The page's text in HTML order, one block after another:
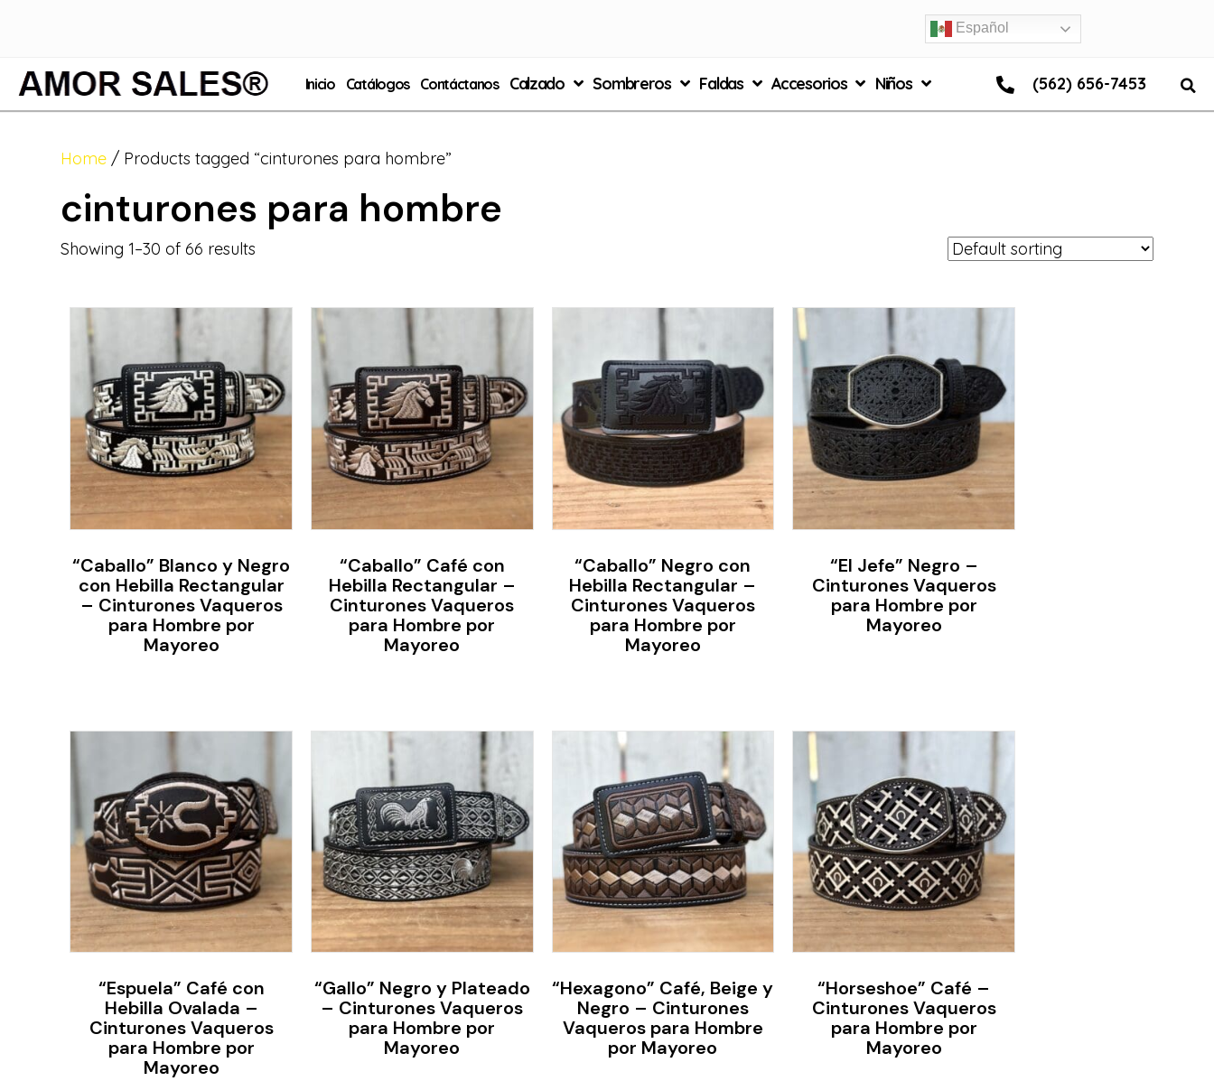
Español
Inicio Catálogos Contáctanos Calzado Sombreros Faldas Accesorios Niños (562) 656-7453
Home / Products tagged “cinturones para hombre”
cinturones para hombre
Showing 1–30 of 66 results
“Caballo” Blanco y Negro
con Hebilla Rectangular
– Cinturones Vaqueros
para Hombre por
Mayoreo
“Caballo” Café con
Hebilla Rectangular –
Cinturones Vaqueros
para Hombre por
Mayoreo
“Caballo” Negro con
Hebilla Rectangular –
Cinturones Vaqueros
para Hombre por
Mayoreo
“El Jefe” Negro –
Cinturones Vaqueros
para Hombre por
Mayoreo
“Espuela” Café con
Hebilla Ovalada –
Cinturones Vaqueros
para Hombre por
Mayoreo
“Gallo” Negro y Plateado
– Cinturones Vaqueros
para Hombre por
Mayoreo
“Hexagono” Café, Beige y
Negro – Cinturones
Vaqueros para Hombre
por Mayoreo
“Horseshoe” Café –
Cinturones Vaqueros
para Hombre por
Mayoreo